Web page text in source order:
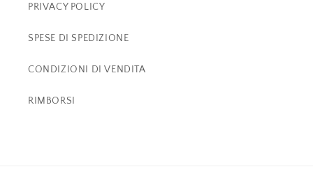
PRIVACY POLICY
SPESE DI SPEDIZIONE
CONDIZIONI DI VENDITA
RIMBORSI